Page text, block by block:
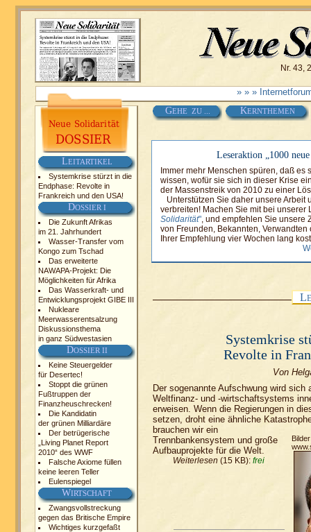
Nr. 43,
» » »
LEITARTIKEL
Systemkrise stürzt in die
Endphase: Revolte in
Frankreich und den USA!
DOSSIER I
Die Zukunft Afrikas
im 21. Jahrhundert
Wasser-Transfer vom
Kongo zum Tschad
Das erweiterte
NAWAPA-Projekt: Die
Möglichkeiten für Afrika
Das Wasserkraft- und
Entwicklungsprojekt GIBE III
Nukleare
Meerwasserentsalzung
Diskussionsthema
in ganz Südwestasien
DOSSIER II
Keine Steuergelder
für Desertec!
Stoppt die grünen
Fußtruppen der
Finanzheuschrecken!
Die Kandidatin
der grünen Milliardäre
Der betrügerische
„Living Planet Report
2010“ des WWF
Falsche Axiome füllen
keine leeren Teller
Eulenspiegel
WIRTSCHAFT
Zwangsvollstreckung
gegen das Britische Empire
Wichtiges kurzgefaßt
GEHE ZU ... KERNTHEMEN
Leseraktion „1000
Immer mehr Menschen spüren, daß
wissen, wofür sie sich in dieser Krise
der Massenstreik von 2010 zu einer
Unterstützen Sie daher unsere Arbeit
verbreiten! Machen Sie mit bei unserer
Solidarität", und empfehlen Sie unsere
von Freunden, Bekannten,
Ihrer Empfehlung vier Wochen lang
L
Systemkrise
Revolte in
Von
Der sogenannte Aufschwung wird
Weltfinanz- und -wirtschaftsystems
erweisen. Wenn die Regierungen in
setzen, droht eine ähnliche
brauchen wir ein
Trennbankensystem und große
Aufbauprojekte für die Welt.
Weiterlesen (15 KB): frei